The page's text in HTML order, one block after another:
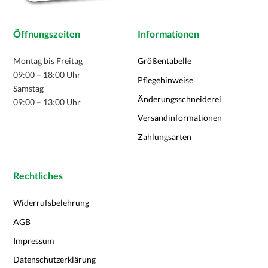
Öffnungszeiten
Montag bis Freitag
09:00 – 18:00 Uhr
Samstag
09:00 – 13:00 Uhr
Informationen
Größentabelle
Pflegehinweise
Änderungsschneiderei
Versandinformationen
Zahlungsarten
Rechtliches
Widerrufsbelehrung
AGB
Impressum
Datenschutzerklärung